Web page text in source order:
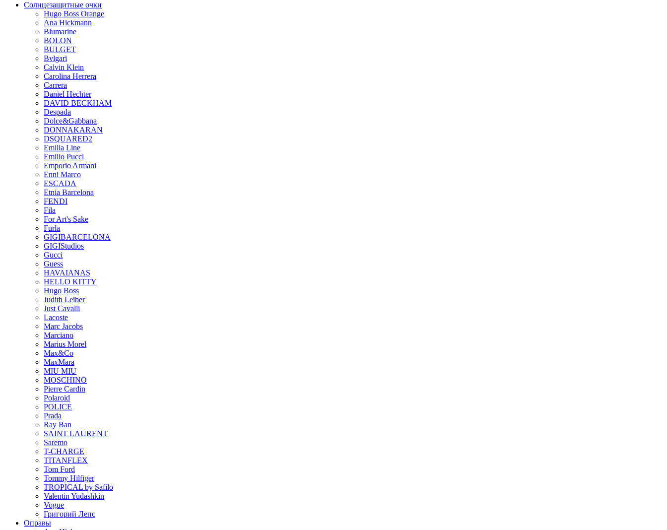
Солнцезащитные очки
Hugo Boss Orange
Ana Hickmann
Blumarine
BOLON
BULGET
Bvlgari
Calvin Klein
Carolina Herrera
Carrera
Daniel Hechter
DAVID BECKHAM
Despada
Dolce&Gabbana
DONNAKARAN
DSQUARED2
Emilia Line
Emilio Pucci
Emporio Armani
Enni Marco
ESCADA
Etnia Barcelona
FENDI
Fila
For Art's Sake
Furla
GIGIBARCELONA
GIGIStudios
Gucci
Guess
HAVAIANAS
HELLO KITTY
Hugo Boss
Judith Leiber
Just Cavalli
Lacoste
Marc Jacobs
Marciano
Marius Morel
Max&Co
MaxMara
MIU MIU
MOSCHINO
Pierre Cardin
Polaroid
POLICE
Prada
Ray Ban
SAINT LAURENT
Saremo
T-CHARGE
TITANFLEX
Tom Ford
Tommy Hilfiger
TROPICAL by Safilo
Valentin Yudashkin
Vogue
Григорий Лепс
Оправы